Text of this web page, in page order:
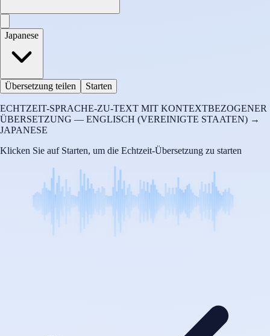
Japanese
Übersetzung teilen Starten
ECHTZEIT-SPRACHE-ZU-TEXT MIT KONTEXTBEZOGENER
ÜBERSETZUNG — ENGLISCH (VEREINIGTE STAATEN) →
JAPANESE
Klicken Sie auf Starten, um die Echtzeit-Übersetzung zu starten